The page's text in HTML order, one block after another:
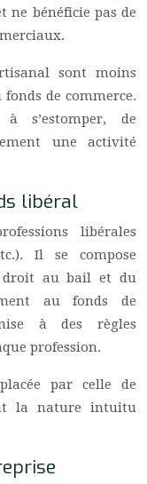
ne bénéficie pas de
sont moins
de commerce.
s’estomper, de
une activité
libéral
libérales
Il se compose
droit au bail et du
au fonds de
à des règles
profession.
par celle de
la nature intuitu